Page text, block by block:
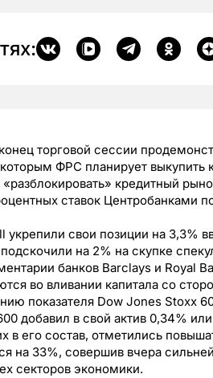
торговой сессии
ФРС планирует выкупить
кредитный
ставок Центробанками
свои позиции на 3,3%
на 2% на скупке
банков Barclays и Royal
во вливании капитала со
показателя Dow Jones Stoxx
добавил в свой актив 0,34%
в его состав, отметились
на 33%, совершив вчера
секторов экономики.